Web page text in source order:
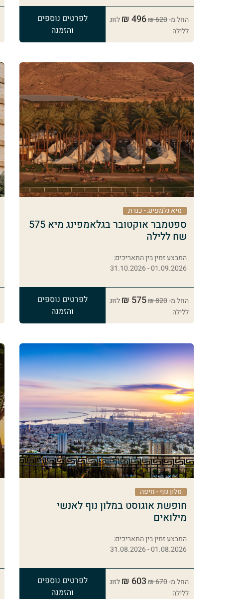
החל מ-620 ₪
496 ₪
לזוג
ללילה
לפרטים נוספים
והזמנה
מיא גלמפינג - כנרת
ספטמבר אוקטובר בגלאמפינג מיא 575
שח ללילה
המבצע זמין בין התאריכים:
01.09.2026 - 31.10.2026
החל מ-820 ₪
575 ₪
לזוג
ללילה
לפרטים נוספים
והזמנה
מלון נוף - חיפה
חופשת אוגוסט במלון נוף לאנשי
מילואים
המבצע זמין בין התאריכים:
01.08.2026 - 31.08.2026
החל מ-670 ₪
603 ₪
לזוג
ללילה
לפרטים נוספים
והזמנה